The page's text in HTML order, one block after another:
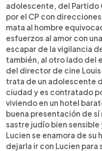
adolescente, del Partido
por el CP con
mata al hombre
esfuerzos al amor con
escapar de la vigilancia
también, al otro lado del
del director de cine Louis
trata de un adolescente
ciudad y es contratado
viviendo en un hotel
buena presentación de sí
sastre judío bien
Lucien se enamora de su
dejarla ir con Lucien para